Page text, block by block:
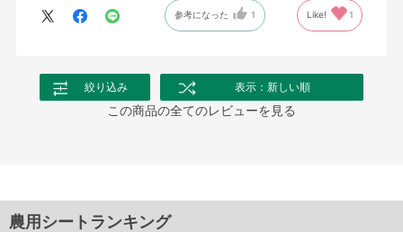
参考になった 1 Like! 1
絞り込み 表示：新しい順
この商品の全てのレビューを見る
農用シートランキング